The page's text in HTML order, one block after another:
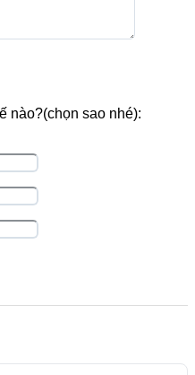
nào?(chọn sao nhé):